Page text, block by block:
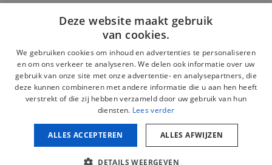
Veilige betaling:
Juridische kennisgeving
Deze website maakt gebruik
van cookies.
We gebruiken cookies om inhoud en advertenties te personaliseren
en om ons verkeer te analyseren. We delen ook informatie over uw
gebruik van onze site met onze advertentie- en analysepartners, die
deze kunnen combineren met andere informatie die u aan hen heeft
verstrekt of die zij hebben verzameld door uw gebruik van hun
diensten. Lees verder
ALLES ACCEPTEREN ALLES AFWIJZEN
DETAILS WEERGEVEN